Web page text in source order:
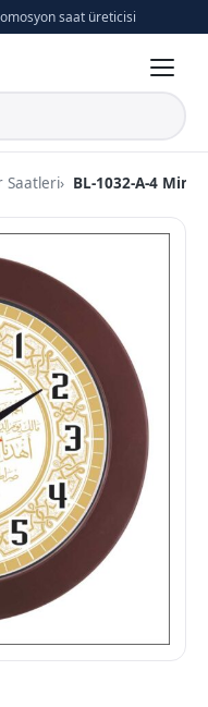
saat üreticisi
Saatleri BL-1032-A-4